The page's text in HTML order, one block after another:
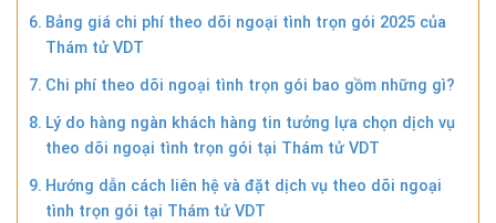
Bảng giá chi phí theo dõi ngoại tình trọn gói 2025 của
Thám tử VDT
Chi phí theo dõi ngoại tình trọn gói bao gồm những gì?
Lý do hàng ngàn khách hàng tin tưởng lựa chọn dịch vụ
theo dõi ngoại tình trọn gói tại Thám tử VDT
Hướng dẫn cách liên hệ và đặt dịch vụ theo dõi ngoại
tình trọn gói tại Thám tử VDT